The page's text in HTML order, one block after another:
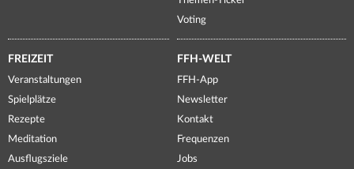
Voting
FREIZEIT
Veranstaltungen
Spielplätze
Rezepte
Meditation
Ausflugsziele
FFH-WELT
FFH-App
Newsletter
Kontakt
Frequenzen
Jobs